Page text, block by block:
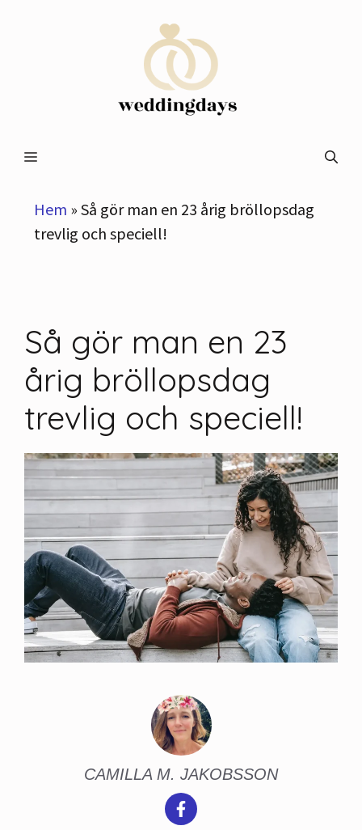
Meny
Hem » Så gör man en 23 årig bröllopsdag
trevlig och speciell!
Så gör man en 23
årig bröllopsdag
trevlig och speciell!
CAMILLA M. JAKOBSSON